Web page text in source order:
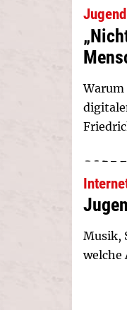
Musik,
welche